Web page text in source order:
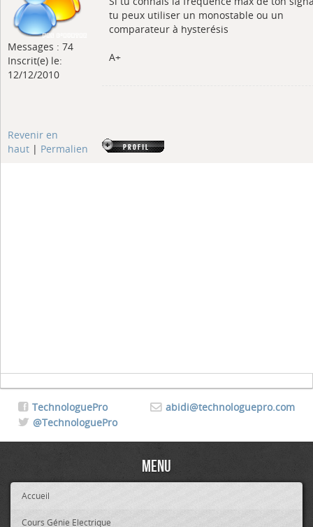
Messages : 74
Inscrit(e) le:
12/12/2010
tu peux utiliser un monostable ou un
comparateur à hysterésis
A+
Revenir en
haut | Permalien
abidi@technologuepro.com
TechnologuePro
@TechnologuePro
Menu
Accueil
Cours Génie Electrique